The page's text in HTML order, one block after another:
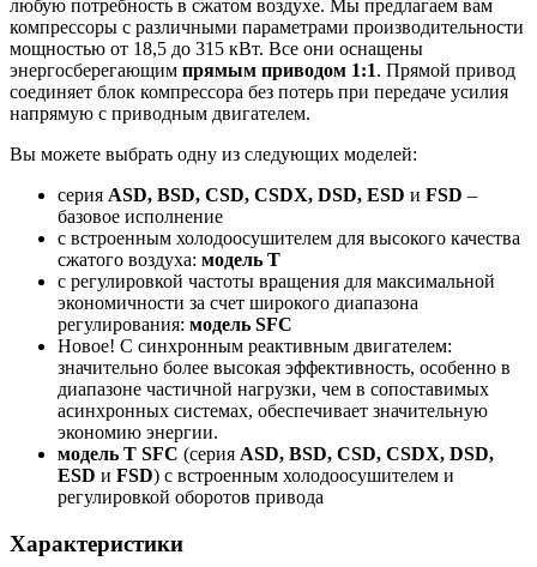
любую потребность в сжатом воздухе. Мы предлагаем вам
компрессоры с различными параметрами производительности
мощностью от 18,5 до 315 кВт. Все они оснащены
энергосберегающим прямым приводом 1:1. Прямой привод
соединяет блок компрессора без потерь при передаче усилия
напрямую с приводным двигателем.
Вы можете выбрать одну из следующих моделей:
серия ASD, BSD, CSD, CSDX, DSD, ESD и FSD –
базовое исполнение
с встроенным холодоосушителем для высокого качества
сжатого воздуха: модель T
с регулировкой частоты вращения для максимальной
экономичности за счет широкого диапазона
регулирования: модель SFC
Новое! С синхронным реактивным двигателем:
значительно более высокая эффективность, особенно в
диапазоне частичной нагрузки, чем в сопоставимых
асинхронных системах, обеспечивает значительную
экономию энергии.
модель T SFC (серия ASD, BSD, CSD, CSDX, DSD,
ESD и FSD) с встроенным холодоосушителем и
регулировкой оборотов привода
Характеристики